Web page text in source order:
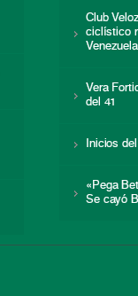
Club
ciclístico
Venezuela
Vera
del 41
Inicios
«Pega
Se cayó